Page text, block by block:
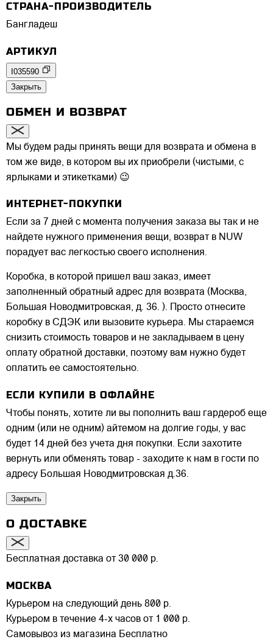
СТРАНА-ПРОИЗВОДИТЕЛЬ
Бангладеш
АРТИКУЛ
I035590
Закрыть
ОБМЕН И ВОЗВРАТ
Мы будем рады принять вещи для возврата и обмена в
том же виде, в котором вы их приобрели (чистыми, с
ярлыками и этикетками) 😉
ИНТЕРНЕТ-ПОКУПКИ
Если за 7 дней с момента получения заказа вы так и не
найдете нужного применения вещи, возврат в NUW
порадует вас легкостью своего исполнения.
Коробка, в которой пришел ваш заказ, имеет
заполненный обратный адрес для возврата (Москва,
Большая Новодмитровская, д. 36. ). Просто отнесите
коробку в СДЭК или вызовите курьера. Мы стараемся
снизить стоимость товаров и не закладываем в цену
оплату обратной доставки, поэтому вам нужно будет
оплатить ее самостоятельно.
ЕСЛИ КУПИЛИ В ОФЛАЙНЕ
Чтобы понять, хотите ли вы пополнить ваш гардероб еще
одним (или не одним) айтемом на долгие годы, у вас
будет 14 дней без учета дня покупки. Если захотите
вернуть или обменять товар - заходите к нам в гости по
адресу Большая Новодмитровская д.36.
Закрыть
О ДОСТАВКЕ
Бесплатная доставка от 30 000 р.
МОСКВА
Курьером на следующий день 800 р.
Курьером в течение 4-х часов от 1 000 р.
Самовывоз из магазина Бесплатно